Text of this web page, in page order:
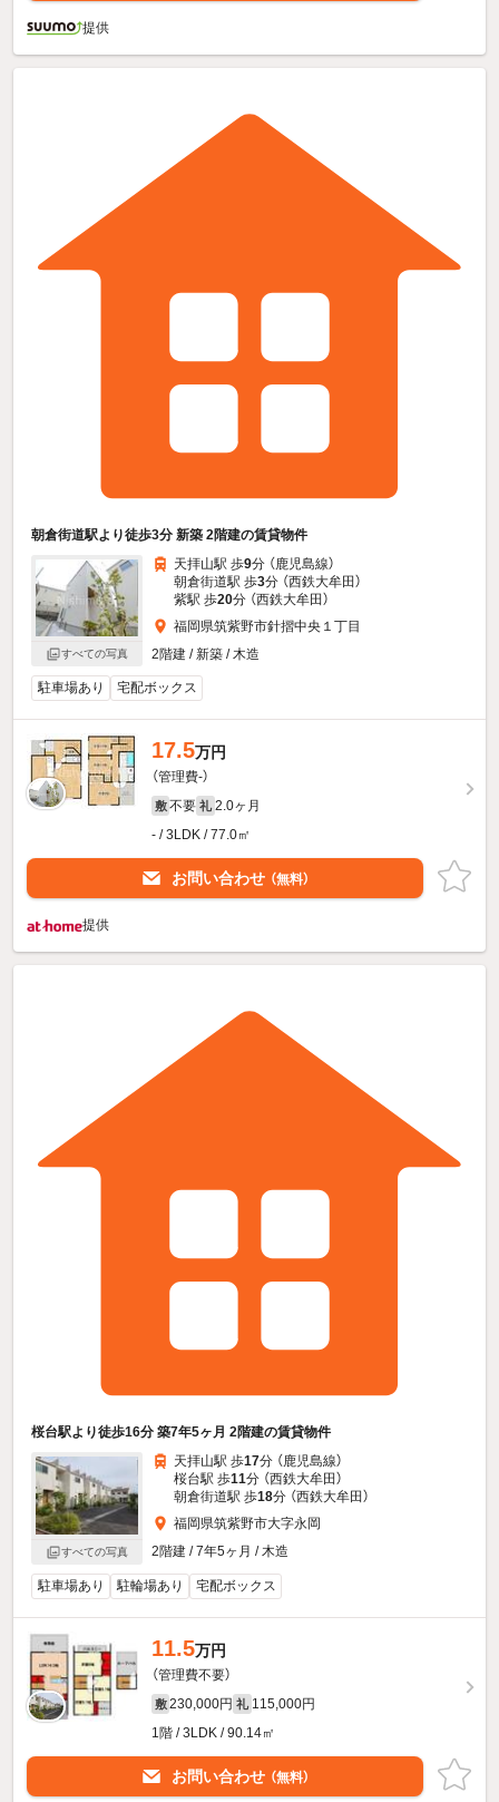
提供
朝倉街道駅より徒歩3分 新築 2階建の賃貸物件
すべての写真
天拝山駅 歩9分 （鹿児島線）
朝倉街道駅 歩3分 （西鉄大牟田）
紫駅 歩20分 （西鉄大牟田）
福岡県筑紫野市針摺中央１丁目
2階建 / 新築 / 木造
駐車場あり 宅配ボックス
17.5万円
（管理費-）
敷 不要 礼 2.0ヶ月
- / 3LDK / 77.0㎡
お問い合わせ （無料）
提供
桜台駅より徒歩16分 築7年5ヶ月 2階建の賃貸物件
すべての写真
天拝山駅 歩17分 （鹿児島線）
桜台駅 歩11分 （西鉄大牟田）
朝倉街道駅 歩18分 （西鉄大牟田）
福岡県筑紫野市大字永岡
2階建 / 7年5ヶ月 / 木造
駐車場あり 駐輪場あり 宅配ボックス
11.5万円
（管理費不要）
敷 230,000円 礼 115,000円
1階 / 3LDK / 90.14㎡
お問い合わせ （無料）